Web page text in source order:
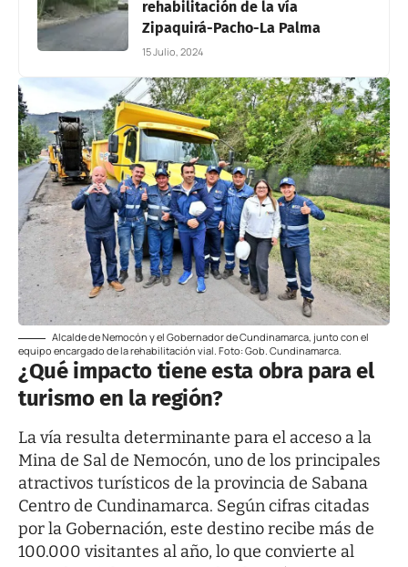
rehabilitación de la vía
Zipaquirá-Pacho-La Palma
15 Julio, 2024
Alcalde de Nemocón y el Gobernador de Cundinamarca, junto con el
equipo encargado de la rehabilitación vial. Foto: Gob. Cundinamarca.
¿Qué impacto tiene esta obra para el
turismo en la región?
La vía resulta determinante para el acceso a la
Mina de Sal de Nemocón, uno de los principales
atractivos turísticos de la provincia de Sabana
Centro de Cundinamarca. Según cifras citadas
por la Gobernación, este destino recibe más de
100.000 visitantes al año, lo que convierte al